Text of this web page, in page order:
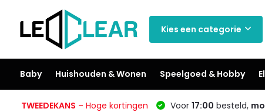
Kies een categorie
Baby Huishouden & Wonen Speelgoed & Hobby
TWEEDEKANS – Hoge kortingen Voor 17:00 besteld,